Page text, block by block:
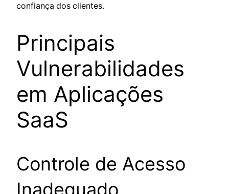
confiança dos clientes.
Principais
Vulnerabilidades
em Aplicações
SaaS
Controle de Acesso
Inadequado